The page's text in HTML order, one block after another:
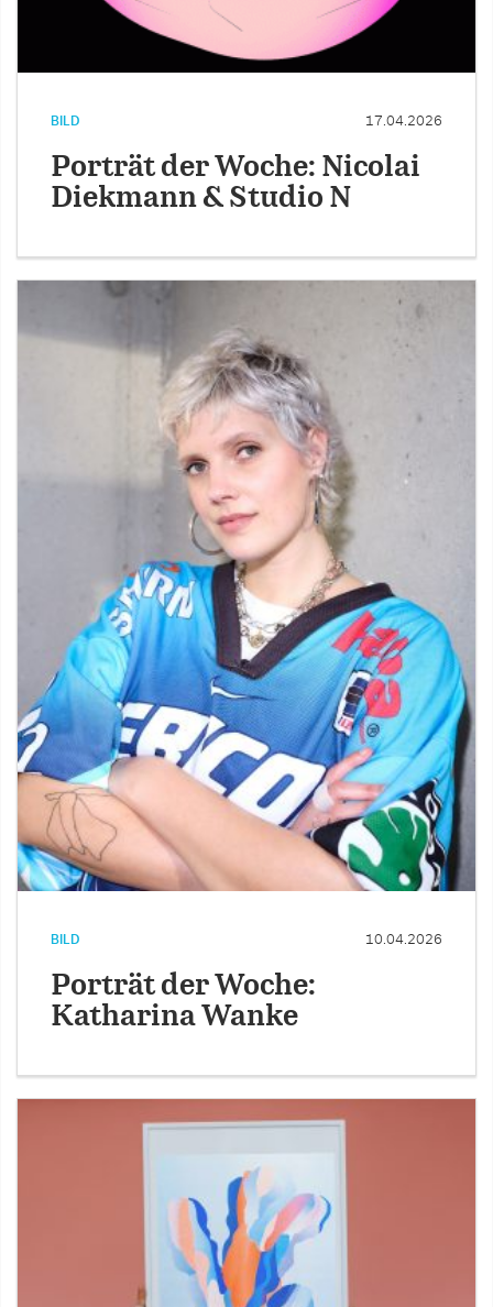
BILD 17.04.2026
Porträt der Woche: Nicolai
Diekmann & Studio N
BILD 10.04.2026
Porträt der Woche:
Katharina Wanke